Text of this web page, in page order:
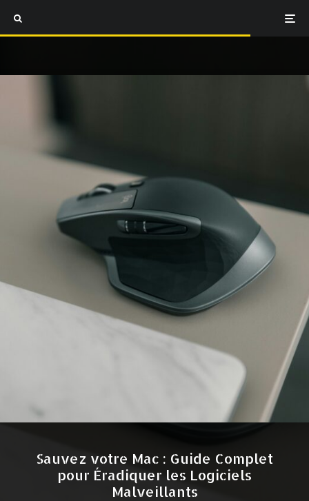
Sauvez votre Mac : Guide Complet
pour Éradiquer les Logiciels
Malveillants